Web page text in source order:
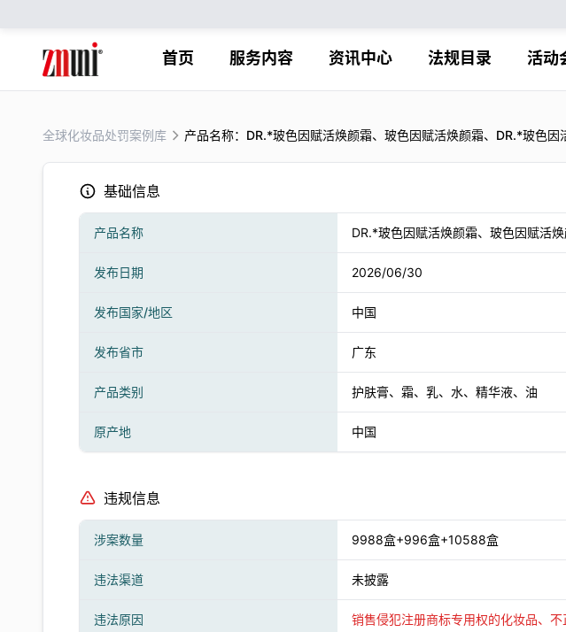
首页 服务内容 资讯中心 法规目录 活动
全球化妆品处罚案例库 产品名称：DR.*玻色因赋活焕颜霜、玻色因赋活焕颜霜、DR.*玻色因
基础信息
产品名称 DR.*玻色因赋活焕颜霜、玻色因赋活
发布日期 2026/06/30
发布国家/地区 中国
发布省市 广东
产品类别 护肤膏、霜、乳、水、精华液、油
原产地 中国
违规信息
涉案数量 9988盒+996盒+10588盒
违法渠道 未披露
违法原因 销售侵犯注册商标专用权的化妆品、